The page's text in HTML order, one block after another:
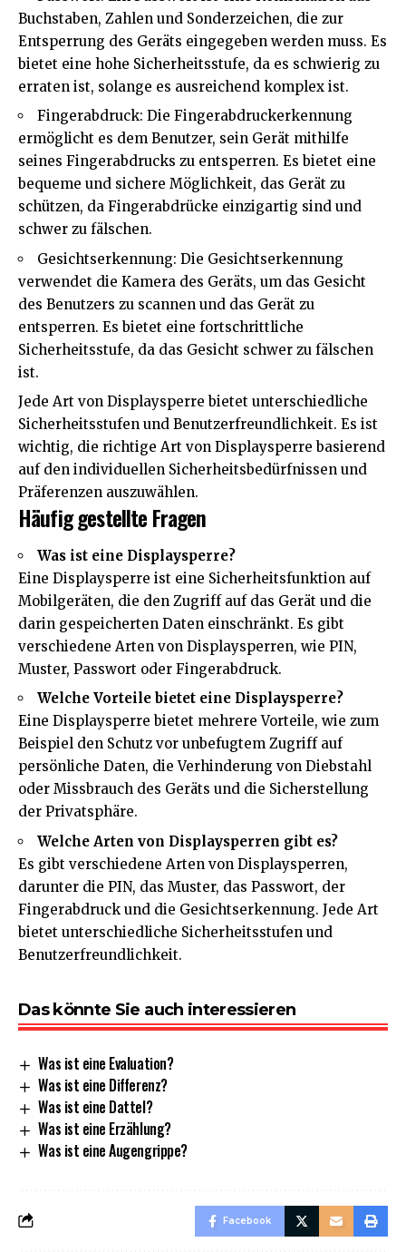
Buchstaben, Zahlen und Sonderzeichen, die zur
Entsperrung des Geräts eingegeben werden muss. Es
bietet eine hohe Sicherheitsstufe, da es schwierig zu
erraten ist, solange es ausreichend komplex ist.
Fingerabdruck: Die Fingerabdruckerkennung
ermöglicht es dem Benutzer, sein Gerät mithilfe
seines Fingerabdrucks zu entsperren. Es bietet eine
bequeme und sichere Möglichkeit, das Gerät zu
schützen, da Fingerabdrücke einzigartig sind und
schwer zu fälschen.
Gesichtserkennung: Die Gesichtserkennung
verwendet die Kamera des Geräts, um das Gesicht
des Benutzers zu scannen und das Gerät zu
entsperren. Es bietet eine fortschrittliche
Sicherheitsstufe, da das Gesicht schwer zu fälschen
ist.
Jede Art von Displaysperre bietet unterschiedliche
Sicherheitsstufen und Benutzerfreundlichkeit. Es ist
wichtig, die richtige Art von Displaysperre basierend
auf den individuellen Sicherheitsbedürfnissen und
Präferenzen auszuwählen.
Häufig gestellte Fragen
Was ist eine Displaysperre?
Eine Displaysperre ist eine Sicherheitsfunktion auf
Mobilgeräten, die den Zugriff auf das Gerät und die
darin gespeicherten Daten einschränkt. Es gibt
verschiedene Arten von Displaysperren, wie PIN,
Muster, Passwort oder Fingerabdruck.
Welche Vorteile bietet eine Displaysperre?
Eine Displaysperre bietet mehrere Vorteile, wie zum
Beispiel den Schutz vor unbefugtem Zugriff auf
persönliche Daten, die Verhinderung von Diebstahl
oder Missbrauch des Geräts und die Sicherstellung
der Privatsphäre.
Welche Arten von Displaysperren gibt es?
Es gibt verschiedene Arten von Displaysperren,
darunter die PIN, das Muster, das Passwort, der
Fingerabdruck und die Gesichtserkennung. Jede Art
bietet unterschiedliche Sicherheitsstufen und
Benutzerfreundlichkeit.
Das könnte Sie auch interessieren
Was ist eine Evaluation?
Was ist eine Differenz?
Was ist eine Dattel?
Was ist eine Erzählung?
Was ist eine Augengrippe?
Facebook